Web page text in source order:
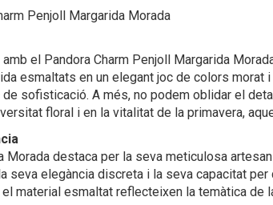
Penjoll Margarida Morada
el Pandora Charm Penjoll Margarida
esmaltats en un elegant joc de colors
sofisticació. A més, no podem oblidar el
floral i en la vitalitat de la primavera,
Morada destaca per la seva meticulosa
seva elegància discreta i la seva capacitat
material esmaltat reflecteixen la temàtica